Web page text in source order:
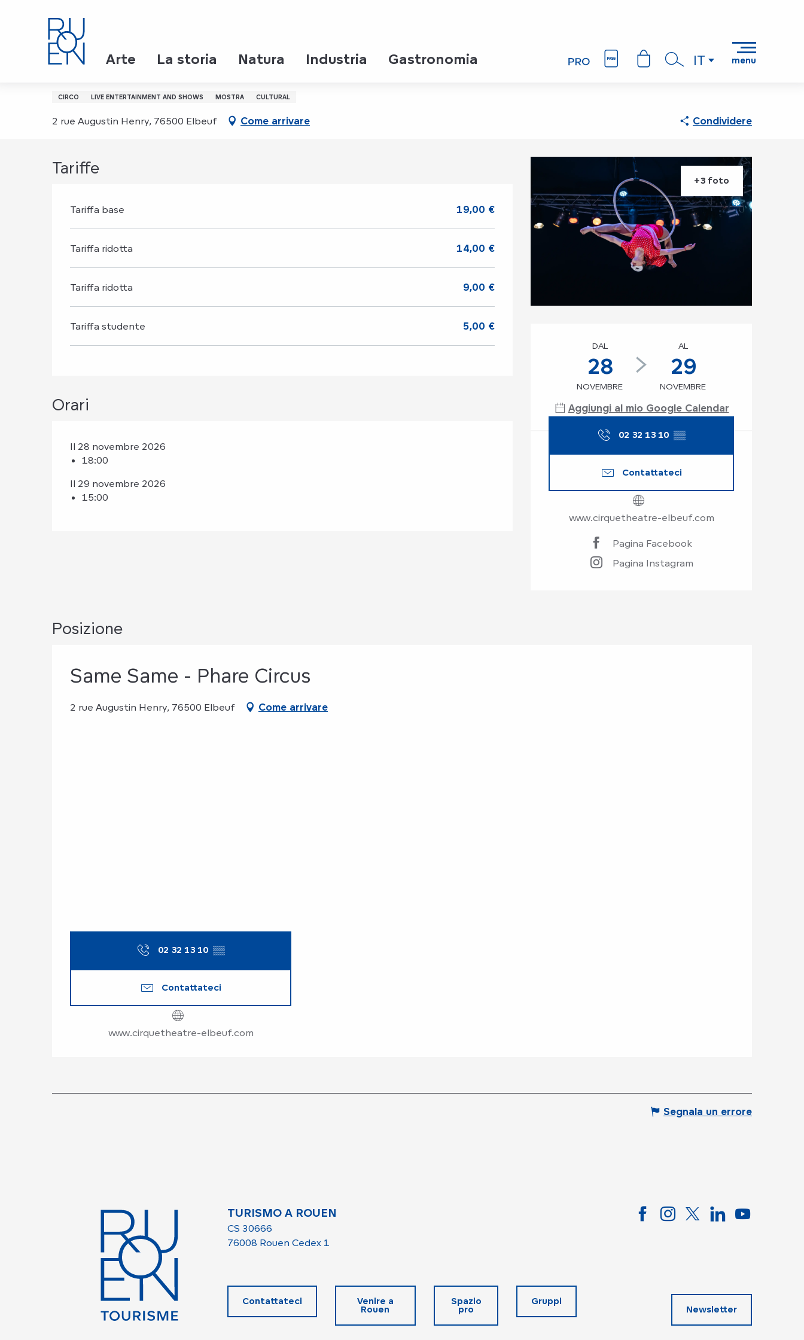
IT menu
Arte La storia Natura Industria Gastronomia
28 novembre > 29 novembre
CIRCO LIVE ENTERTAINMENT AND SHOWS MOSTRA CULTURAL
2 rue Augustin Henry, 76500 Elbeuf Come arrivare Condividere
+3 foto
Orari e contatti
DAL
28
NOVEMBRE
AL
29
NOVEMBRE
Aggiungi al mio Google Calendar
02 32 13 10 ▒▒
Contattateci
www.cirquetheatre-elbeuf.com
Pagina Facebook
Pagina Instagram
Tariffe
Tariffa base 19,00 €
Tariffa ridotta 14,00 €
Tariffa ridotta 9,00 €
Tariffa studente 5,00 €
Orari
Il 28 novembre 2026
18:00
Il 29 novembre 2026
15:00
Posizione
Same Same - Phare Circus
2 rue Augustin Henry, 76500 Elbeuf Come arrivare
02 32 13 10 ▒▒
Contattateci
www.cirquetheatre-elbeuf.com
Segnala un errore
TURISMO A ROUEN
CS 30666
76008 Rouen Cedex 1
Contattateci Venire a
Rouen
Spazio
pro
Gruppi
Newsletter